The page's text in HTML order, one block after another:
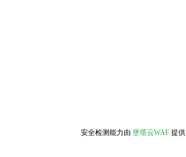
安全检测能力由 堡塔云WAF 提供